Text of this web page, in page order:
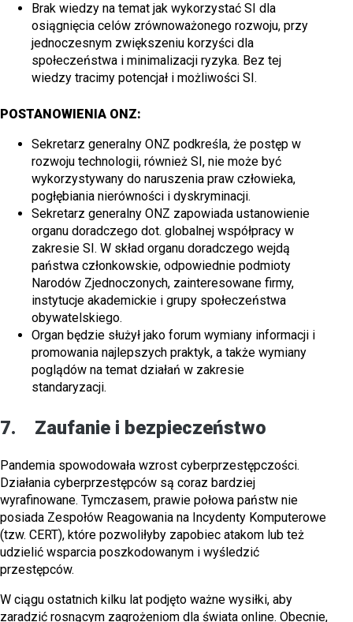
Brak wiedzy na temat jak wykorzystać SI dla
osiągnięcia celów zrównoważonego rozwoju, przy
jednoczesnym zwiększeniu korzyści dla
społeczeństwa i minimalizacji ryzyka. Bez tej
wiedzy tracimy potencjał i możliwości SI.
POSTANOWIENIA ONZ:
Sekretarz generalny ONZ podkreśla, że postęp w
rozwoju technologii, również SI, nie może być
wykorzystywany do naruszenia praw człowieka,
pogłębiania nierówności i dyskryminacji.
Sekretarz generalny ONZ zapowiada ustanowienie
organu doradczego dot. globalnej współpracy w
zakresie SI. W skład organu doradczego wejdą
państwa członkowskie, odpowiednie podmioty
Narodów Zjednoczonych, zainteresowane firmy,
instytucje akademickie i grupy społeczeństwa
obywatelskiego.
Organ będzie służył jako forum wymiany informacji i
promowania najlepszych praktyk, a także wymiany
poglądów na temat działań w zakresie
standaryzacji.
7. Zaufanie i bezpieczeństwo
Pandemia spowodowała wzrost cyberprzestępczości.
Działania cyberprzestępców są coraz bardziej
wyrafinowane. Tymczasem, prawie połowa państw nie
posiada Zespołów Reagowania na Incydenty Komputerowe
(tzw. CERT), które pozwoliłyby zapobiec atakom lub też
udzielić wsparcia poszkodowanym i wyśledzić
przestępców.
W ciągu ostatnich kilku lat podjęto ważne wysiłki, aby
zaradzić rosnącym zagrożeniom dla świata online. Obecnie,